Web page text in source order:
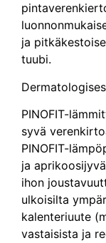
ja
tuubi.
PINOFIT-
syvä
PINOFIT-
ja
ihon
ulkoisilta
kalenteriuute
vastaisista ja